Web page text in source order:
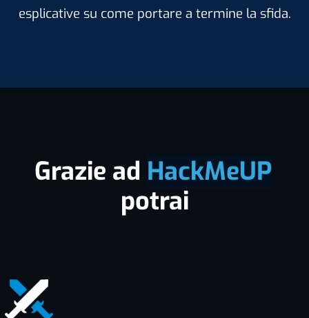
esplicative su come portare a termine la sfida.
Grazie ad HackMeUP
potrai